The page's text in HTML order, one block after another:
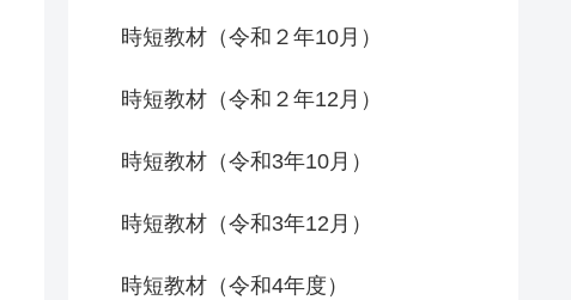
時短教材（令和２年10月）
時短教材（令和２年12月）
時短教材（令和3年10月）
時短教材（令和3年12月）
時短教材（令和4年度）